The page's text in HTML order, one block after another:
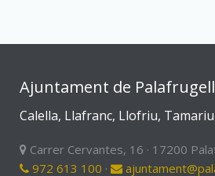
Ajuntament de Palafrugell
Calella, Llafranc, Llofriu, Tamariu
Carrer Cervantes, 16 · 17200
972 613 100 ·